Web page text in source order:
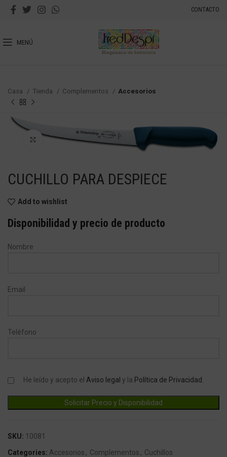
CONTACTO
MENÚ
Casa Tienda Complementos Accesorios
Haga Click para agrandar
CUCHILLO PARA DESPIECE
Add to wishlist
Disponibilidad y precio de producto
Nombre
Email
Teléfono
He leído y acepto el Aviso legal y la Política de Privacidad
SKU: 10081
Categories: Accesorios , Complementos , Cuchillos